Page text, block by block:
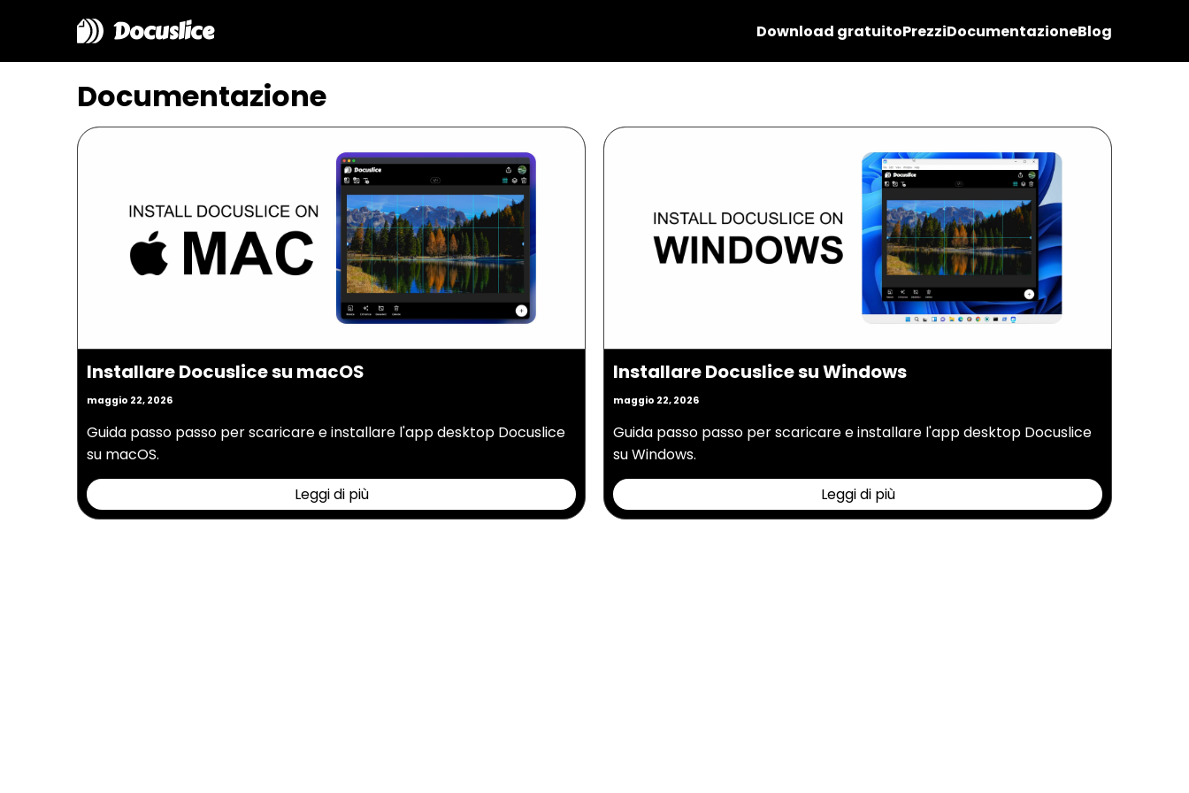
Docuslice Download gratuitoPrezziDocumentazioneBlog
Documentazione
Installare Docuslice su macOS
maggio 22, 2026
Guida passo passo per scaricare e installare l'app desktop Docuslice
su macOS.
Leggi di più
Installare Docuslice su Windows
maggio 22, 2026
Guida passo passo per scaricare e installare l'app desktop Docuslice
su Windows.
Leggi di più